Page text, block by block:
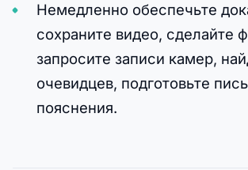
Немедленно обеспечьте
сохраните видео, сделайте
запросите записи камер,
очевидцев, подготовьте
пояснения.